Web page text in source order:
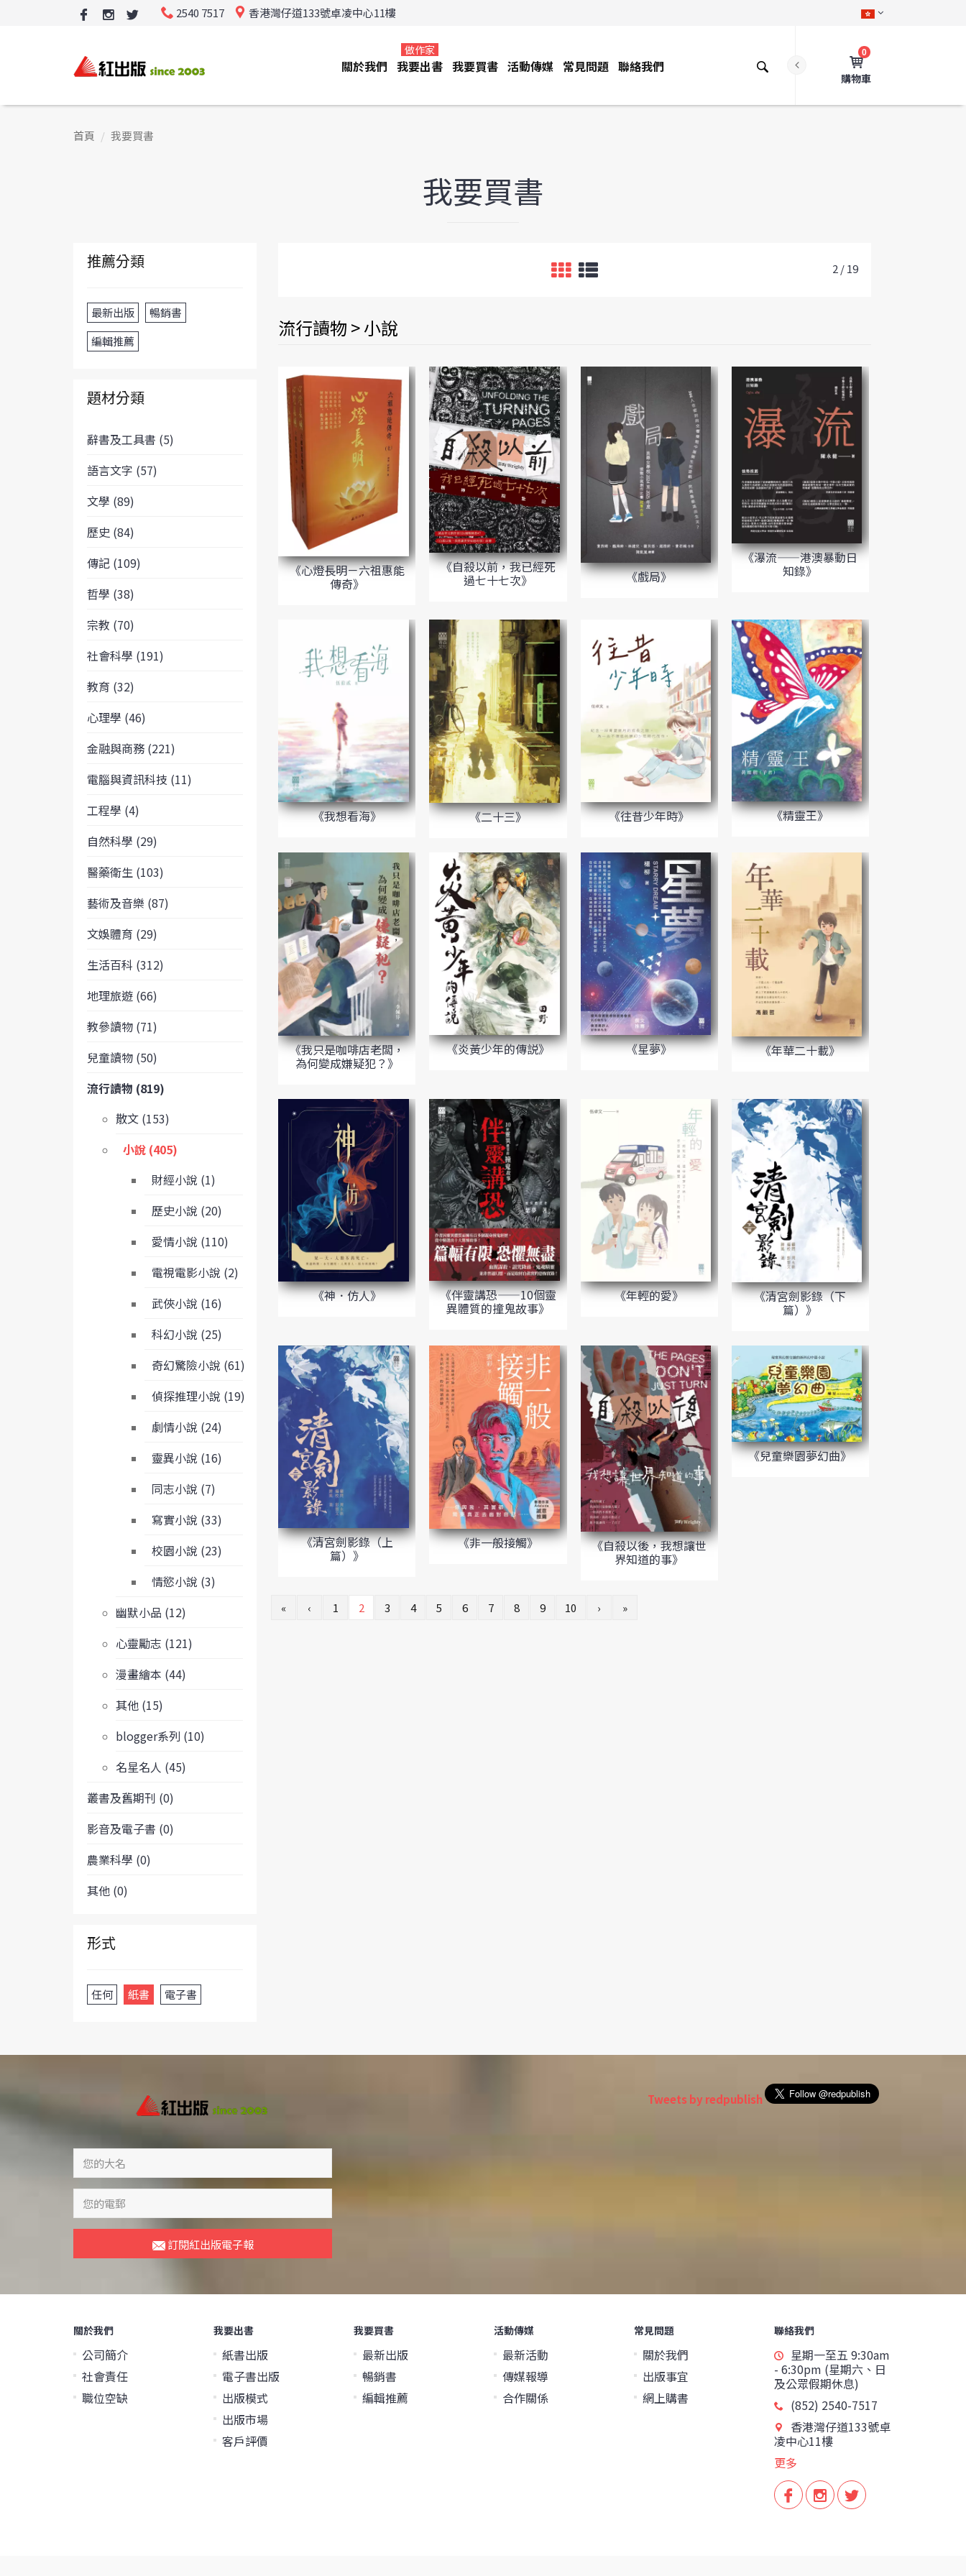
2540 7517 香港灣仔道133號卓凌中心11樓
0
購物車
關於我們 我要出書
做作家
我要買書 活動傳媒 常見問題 聯絡我們
首頁 我要買書
我要買書
推薦分類
最新出版
暢銷書
編輯推薦
題材分類
辭書及工具書 (5)
語言文字 (57)
文學 (89)
歷史 (84)
傳記 (109)
哲學 (38)
宗教 (70)
社會科學 (191)
教育 (32)
心理學 (46)
金融與商務 (221)
電腦與資訊科技 (11)
工程學 (4)
自然科學 (29)
醫藥衛生 (103)
藝術及音樂 (87)
文娛體育 (29)
生活百科 (312)
地理旅遊 (66)
教參讀物 (71)
兒童讀物 (50)
流行讀物 (819)
散文 (153)
小說 (405)
財經小說 (1)
歷史小說 (20)
愛情小說 (110)
電視電影小說 (2)
武俠小說 (16)
科幻小說 (25)
奇幻驚險小說 (61)
偵探推理小說 (19)
劇情小說 (24)
靈異小說 (16)
同志小說 (7)
寫實小說 (33)
校園小說 (23)
情慾小說 (3)
幽默小品 (12)
心靈勵志 (121)
漫畫繪本 (44)
其他 (15)
blogger系列 (10)
名星名人 (45)
叢書及舊期刊 (0)
影音及電子書 (0)
農業科學 (0)
其他 (0)
形式
任何 紙書 電子書
2 / 19
流行讀物 > 小說
《心燈長明－六祖惠能
傳奇》
《自殺以前，我已經死
過七十七次》 《戲局》
《瀑流——港澳暴動日
知錄》
《我想看海》 《二十三》 《往昔少年時》 《精靈王》
《我只是咖啡店老闆，
為何變成嫌疑犯？》
《炎黃少年的傳説》 《星夢》 《年華二十載》
《神．仿人》 《伴靈講恐——10個靈
異體質的撞鬼故事》
《年輕的愛》 《清宮劍影錄（下
篇）》
《清宮劍影錄（上
篇）》
《非一般接觸》 《自殺以後，我想讓世
界知道的事》
《兒童樂園夢幻曲》
« ‹ 1 2 3 4 5 6 7 8 9 10 › »
訂閱紅出版電子報
Tweets by redpublish
關於我們
公司簡介
社會責任
職位空缺
我要出書
紙書出版
電子書出版
出版模式
出版市場
客戶評價
我要買書
最新出版
暢銷書
編輯推薦
活動傳媒
最新活動
傳媒報導
合作關係
常見問題
關於我們
出版事宜
網上購書
聯絡我們
星期一至五 9:30am
- 6:30pm (星期六、日
及公眾假期休息)
(852) 2540-7517
香港灣仔道133號卓
凌中心11樓
更多